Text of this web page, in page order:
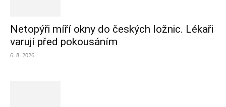
Netopýři míří okny do českých ložnic. Lékaři
varují před pokousáním
6. 8. 2026